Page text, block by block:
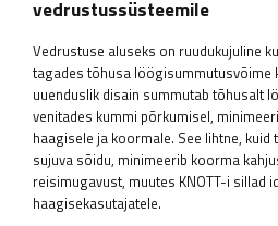
vedrustussüsteemile
Vedrustuse aluseks on ruudukujuline
tagades tõhusa löögisummutusvõime
uuenduslik disain summutab tõhusalt
venitades kummi põrkumisel,
haagisele ja koormale. See lihtne,
sujuva sõidu, minimeerib koorma
reisimugavust, muutes KNOTT-i sillad
haagisekasutajatele.